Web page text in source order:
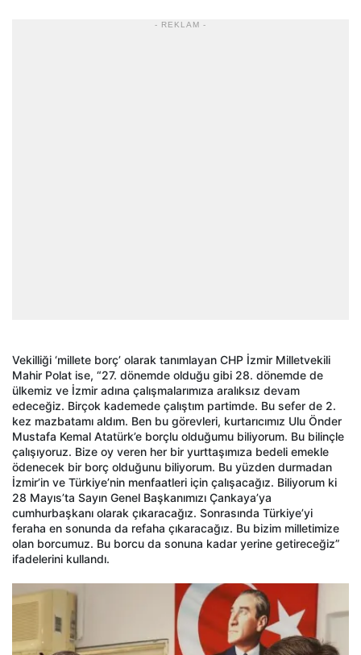
- REKLAM -
Vekilliği ‘millete borç’ olarak tanımlayan CHP İzmir Milletvekili
Mahir Polat ise, “27. dönemde olduğu gibi 28. dönemde de
ülkemiz ve İzmir adına çalışmalarımıza aralıksız devam
edeceğiz. Birçok kademede çalıştım partimde. Bu sefer de 2.
kez mazbatamı aldım. Ben bu görevleri, kurtarıcımız Ulu Önder
Mustafa Kemal Atatürk’e borçlu olduğumu biliyorum. Bu bilinçle
çalışıyoruz. Bize oy veren her bir yurttaşımıza bedeli emekle
ödenecek bir borç olduğunu biliyorum. Bu yüzden durmadan
İzmir’in ve Türkiye’nin menfaatleri için çalışacağız. Biliyorum ki
28 Mayıs’ta Sayın Genel Başkanımızı Çankaya’ya
cumhurbaşkanı olarak çıkaracağız. Sonrasında Türkiye’yi
feraha en sonunda da refaha çıkaracağız. Bu bizim milletimize
olan borcumuz. Bu borcu da sonuna kadar yerine getireceğiz”
ifadelerini kullandı.